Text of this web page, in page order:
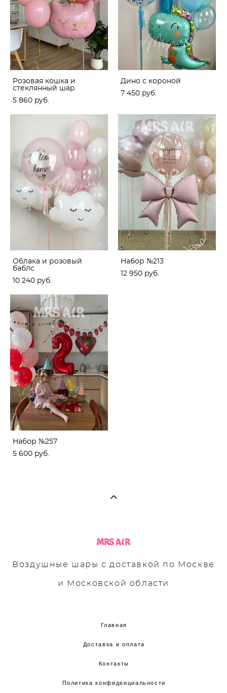
Розовая кошка и
стеклянный шар
5 860 pуб.
Дино с короной
7 450 pуб.
Облака и розовый
баблс
10 240 pуб.
Набор №213
12 950 pуб.
Набор №257
5 600 pуб.
Воздушные шары с доставкой по Москве
и Московской области
Главная
Доставка и оплата
Контакты
Политика конфиденциальности